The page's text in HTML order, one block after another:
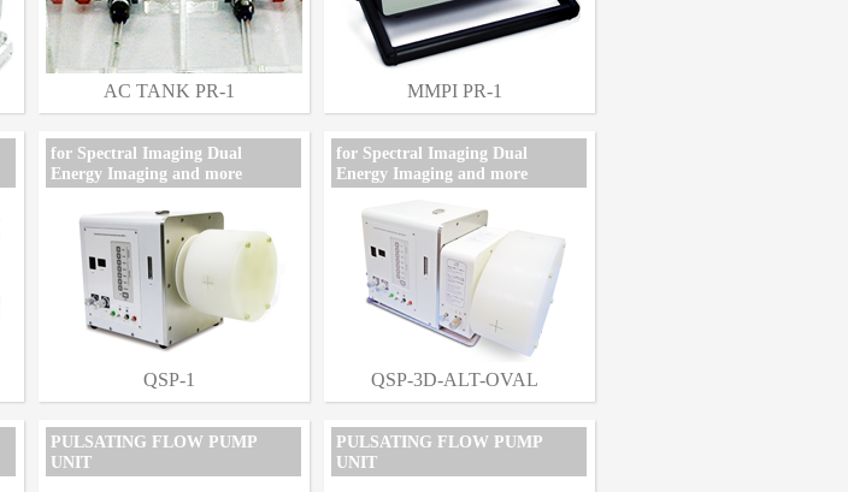
AC TANK PR-1 MMPI PR-1
for Spectral Imaging Dual
Energy Imaging and more
QSP-1
for Spectral Imaging Dual
Energy Imaging and more
QSP-3D-ALT-OVAL
PULSATING FLOW PUMP
UNIT
PULSATING FLOW PUMP
UNIT